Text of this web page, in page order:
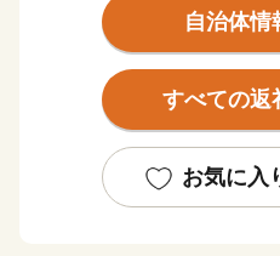
砂青松の海岸線、市街部を
川」、藺牟田池をはじめと
地形の変化の美しい甑島、
自然環境を有しています。
県立自然公園、甑島県立自
しまれています。
自治体情
すべての返
お気に入